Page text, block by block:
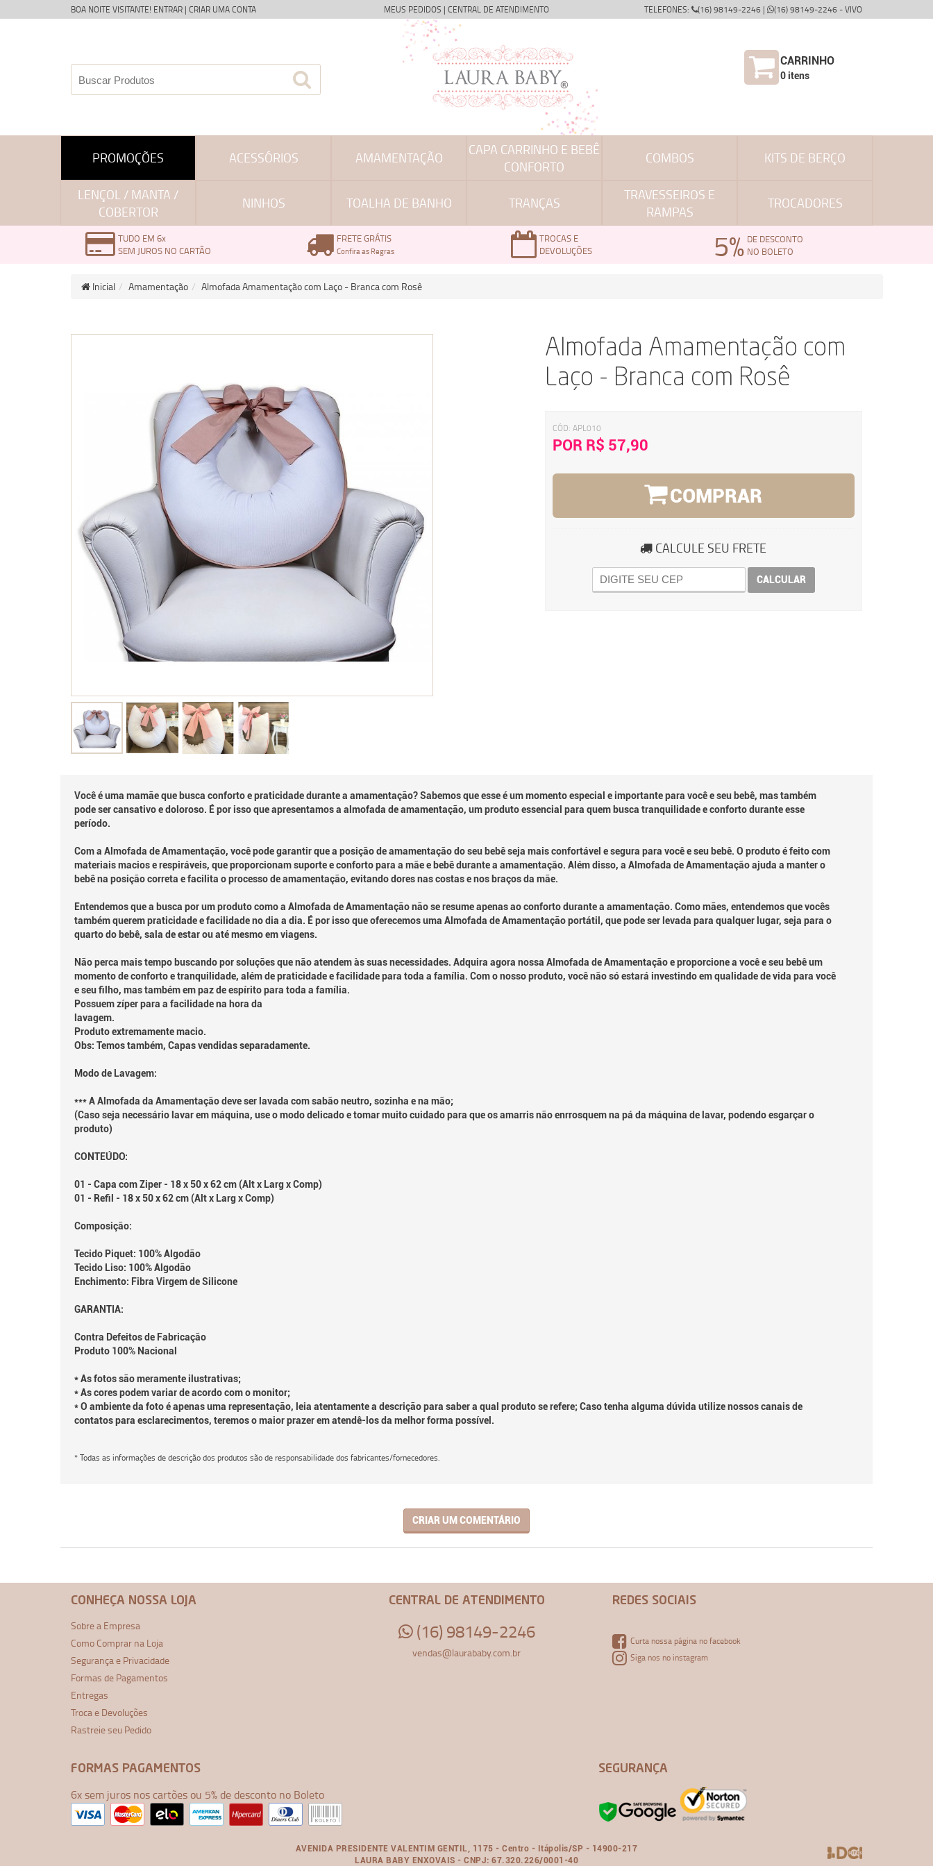
BOA NOITE VISITANTE! ENTRAR | CRIAR UMA CONTA MEUS PEDIDOS | CENTRAL DE ATENDIMENTO TELEFONES: (16) 98149-2246 | (16) 98149-2246 - VIVO
CARRINHO
0itens
PROMOÇÕES ACESSÓRIOS AMAMENTAÇÃO
CAPA CARRINHO E BEBÊ
CONFORTO
COMBOS KITS DE BERÇO
LENÇOL / MANTA /
COBERTOR
NINHOS TOALHA DE BANHO TRANÇAS
TRAVESSEIROS E
RAMPAS
TROCADORES
TUDO EM 6x
SEM JUROS NO CARTÃO
FRETE GRÁTIS
Confira as Regras
TROCAS E
DEVOLUÇÕES
5% DE DESCONTO
NO BOLETO
Inicial Amamentação Almofada Amamentação com Laço - Branca com Rosê
Almofada Amamentação com
Laço - Branca com Rosê
CÓD: APL010
POR R$ 57,90
COMPRAR
CALCULE SEU FRETE
CALCULAR
Você é uma mamãe que busca conforto e praticidade durante a amamentação? Sabemos que esse é um momento especial e importante para você e seu bebê, mas também
pode ser cansativo e doloroso. É por isso que apresentamos a almofada de amamentação, um produto essencial para quem busca tranquilidade e conforto durante esse
período.
Com a Almofada de Amamentação, você pode garantir que a posição de amamentação do seu bebê seja mais confortável e segura para você e seu bebê. O produto é feito com
materiais macios e respiráveis, que proporcionam suporte e conforto para a mãe e bebê durante a amamentação. Além disso, a Almofada de Amamentação ajuda a manter o
bebê na posição correta e facilita o processo de amamentação, evitando dores nas costas e nos braços da mãe.
Entendemos que a busca por um produto como a Almofada de Amamentação não se resume apenas ao conforto durante a amamentação. Como mães, entendemos que vocês
também querem praticidade e facilidade no dia a dia. É por isso que oferecemos uma Almofada de Amamentação portátil, que pode ser levada para qualquer lugar, seja para o
quarto do bebê, sala de estar ou até mesmo em viagens.
Não perca mais tempo buscando por soluções que não atendem às suas necessidades. Adquira agora nossa Almofada de Amamentação e proporcione a você e seu bebê um
momento de conforto e tranquilidade, além de praticidade e facilidade para toda a família. Com o nosso produto, você não só estará investindo em qualidade de vida para você
e seu filho, mas também em paz de espírito para toda a família.
Possuem zíper para a facilidade na hora da
lavagem.
Produto extremamente macio.
Obs: Temos também, Capas vendidas separadamente.
Modo de Lavagem:
*** A Almofada da Amamentação deve ser lavada com sabão neutro, sozinha e na mão;
(Caso seja necessário lavar em máquina, use o modo delicado e tomar muito cuidado para que os amarris não enrrosquem na pá da máquina de lavar, podendo esgarçar o
produto)
CONTEÚDO:
01 - Capa com Ziper - 18 x 50 x 62 cm (Alt x Larg x Comp)
01 - Refil - 18 x 50 x 62 cm (Alt x Larg x Comp)
Composição:
Tecido Piquet: 100% Algodão
Tecido Liso: 100% Algodão
Enchimento: Fibra Virgem de Silicone
GARANTIA:
Contra Defeitos de Fabricação
Produto 100% Nacional
* As fotos são meramente ilustrativas;
* As cores podem variar de acordo com o monitor;
* O ambiente da foto é apenas uma representação, leia atentamente a descrição para saber a qual produto se refere; Caso tenha alguma dúvida utilize nossos canais de
contatos para esclarecimentos, teremos o maior prazer em atendê-los da melhor forma possível.
* Todas as informações de descrição dos produtos são de responsabilidade dos fabricantes/fornecedores.
CRIAR UM COMENTÁRIO
CONHEÇA NOSSA LOJA
Sobre a Empresa
Como Comprar na Loja
Segurança e Privacidade
Formas de Pagamentos
Entregas
Troca e Devoluções
Rastreie seu Pedido
CENTRAL DE ATENDIMENTO
(16) 98149-2246
vendas@laurababy.com.br
REDES SOCIAIS
Curta nossa página no facebook
Siga nos no instagram
FORMAS PAGAMENTOS
6x sem juros nos cartões ou 5% de desconto no Boleto
SEGURANÇA
AVENIDA PRESIDENTE VALENTIM GENTIL, 1175 - Centro - Itápolis/SP - 14900-217
LAURA BABY ENXOVAIS - CNPJ: 67.320.226/0001-40